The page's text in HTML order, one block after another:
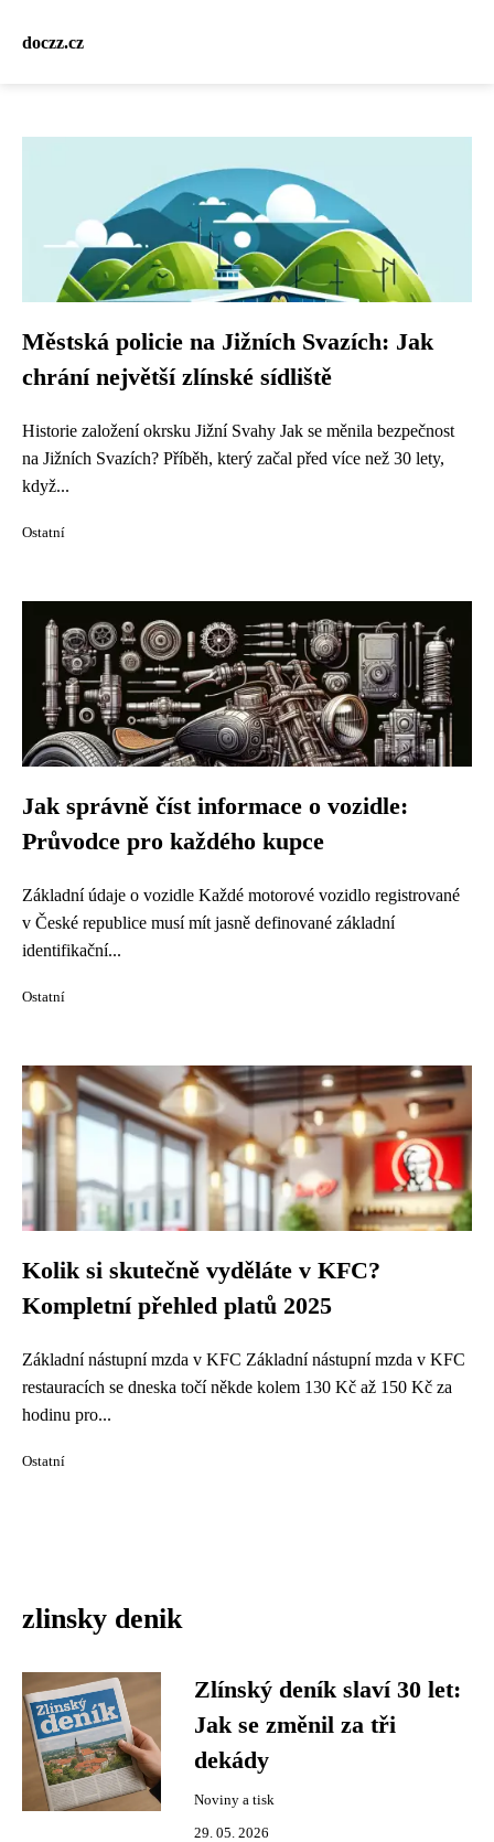
doczz.cz
Městská policie na Jižních Svazích: Jak
chrání největší zlínské sídliště
Historie založení okrsku Jižní Svahy Jak se měnila bezpečnost
na Jižních Svazích? Příběh, který začal před více než 30 lety,
když...
Ostatní
Jak správně číst informace o vozidle:
Průvodce pro každého kupce
Základní údaje o vozidle Každé motorové vozidlo registrované
v České republice musí mít jasně definované základní
identifikační...
Ostatní
Kolik si skutečně vyděláte v KFC?
Kompletní přehled platů 2025
Základní nástupní mzda v KFC Základní nástupní mzda v KFC
restauracích se dneska točí někde kolem 130 Kč až 150 Kč za
hodinu pro...
Ostatní
zlinsky denik
Zlínský deník slaví 30 let:
Jak se změnil za tři
dekády
Noviny a tisk
29. 05. 2026